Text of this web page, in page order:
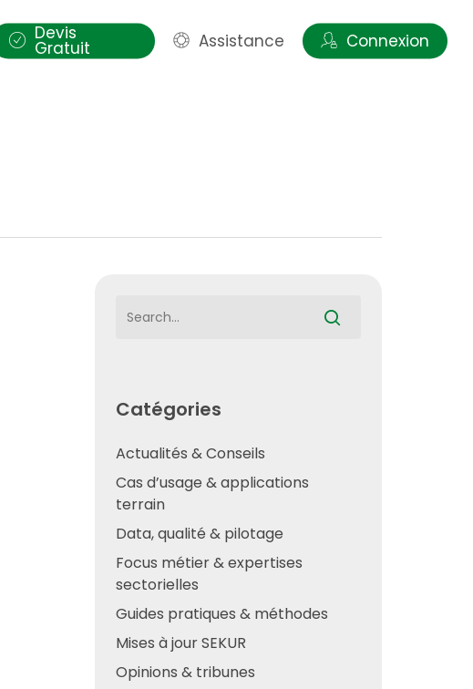
Devis
Gratuit Assistance Connexion
Catégories
Actualités & Conseils
Cas d’usage & applications
terrain
Data, qualité & pilotage
Focus métier & expertises
sectorielles
Guides pratiques & méthodes
Mises à jour SEKUR
Opinions & tribunes